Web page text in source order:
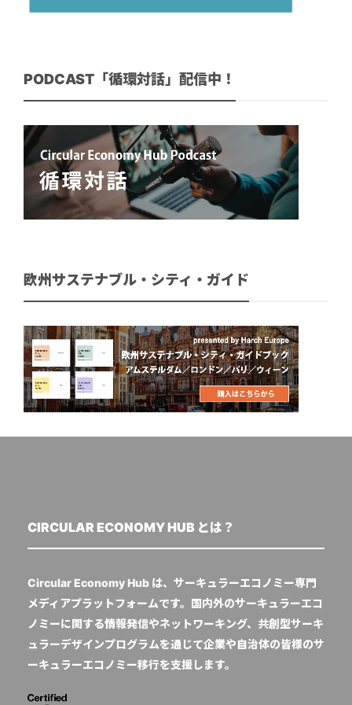
PODCAST「循環対話」配信中！
欧州サステナブル・シティ・ガイド
CIRCULAR ECONOMY HUB とは？
Circular Economy Hub は、サーキュラーエコノミー専門
メディアプラットフォームです。国内外のサーキュラーエコ
ノミーに関する情報発信やネットワーキング、共創型サーキ
ュラーデザインプログラムを通じて企業や自治体の皆様のサ
ーキュラーエコノミー移行を支援します。